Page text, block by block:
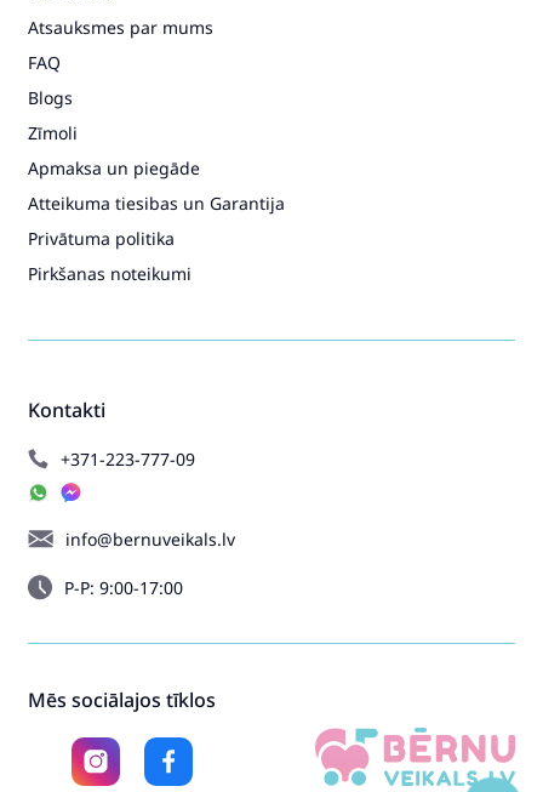
Kontakti
+371-223-777-09
info@bernuveikals.lv
P-P: 9:00-17:00
Atsauksmes par mums
FAQ
Blogs
Zīmoli
Apmaksa un piegāde
Atteikuma tiesibas un Garantija
Privātuma politika
Pirkšanas noteikumi
Mēs sociālajos tīklos